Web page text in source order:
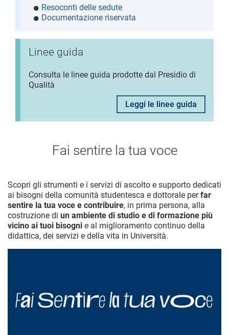
Resoconti delle sedute
Documentazione riservata
Linee guida
Consulta le linee guida prodotte dal Presidio di
Qualità
Leggi le linee guida
Fai sentire la tua voce
Scopri gli strumenti e i servizi di ascolto e supporto dedicati
ai bisogni della comunità studentesca e dottorale perfar
sentire la tua voce e contribuire, in prima persona, alla
costruzione di un ambiente di studio e di formazione più
vicino ai tuoi bisogni e al miglioramento continuo della
didattica, dei servizi e della vita in Università.